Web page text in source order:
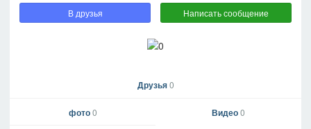
В друзья Написать сообщение
Друзья0
фото0 Видео0